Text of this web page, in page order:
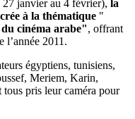
janvier au 4 février), la
à la thématique "
cinéma arabe", offrant
l’année 2011.
égyptiens, tunisiens,
Meriem, Karin,
pris leur caméra pour